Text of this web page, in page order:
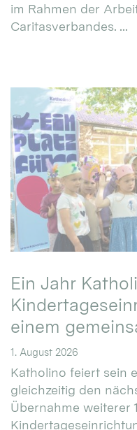
im Rahmen der
Caritasverbandes. ...
Ein Jahr
einem
1. August 2026
Katholino feiert sein
gleichzeitig den
Übernahme weiterer